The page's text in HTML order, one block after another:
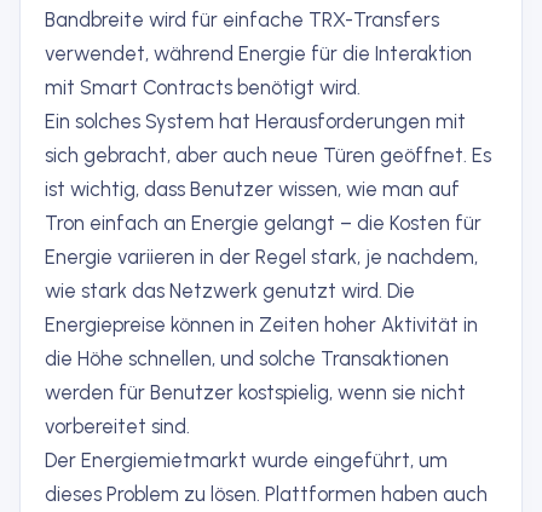
Bandbreite wird für einfache TRX-Transfers
verwendet, während Energie für die Interaktion
mit Smart Contracts benötigt wird.
Ein solches System hat Herausforderungen mit
sich gebracht, aber auch neue Türen geöffnet. Es
ist wichtig, dass Benutzer wissen, wie man auf
Tron einfach an Energie gelangt – die Kosten für
Energie variieren in der Regel stark, je nachdem,
wie stark das Netzwerk genutzt wird. Die
Energiepreise können in Zeiten hoher Aktivität in
die Höhe schnellen, und solche Transaktionen
werden für Benutzer kostspielig, wenn sie nicht
vorbereitet sind.
Der Energiemietmarkt wurde eingeführt, um
dieses Problem zu lösen. Plattformen haben auch